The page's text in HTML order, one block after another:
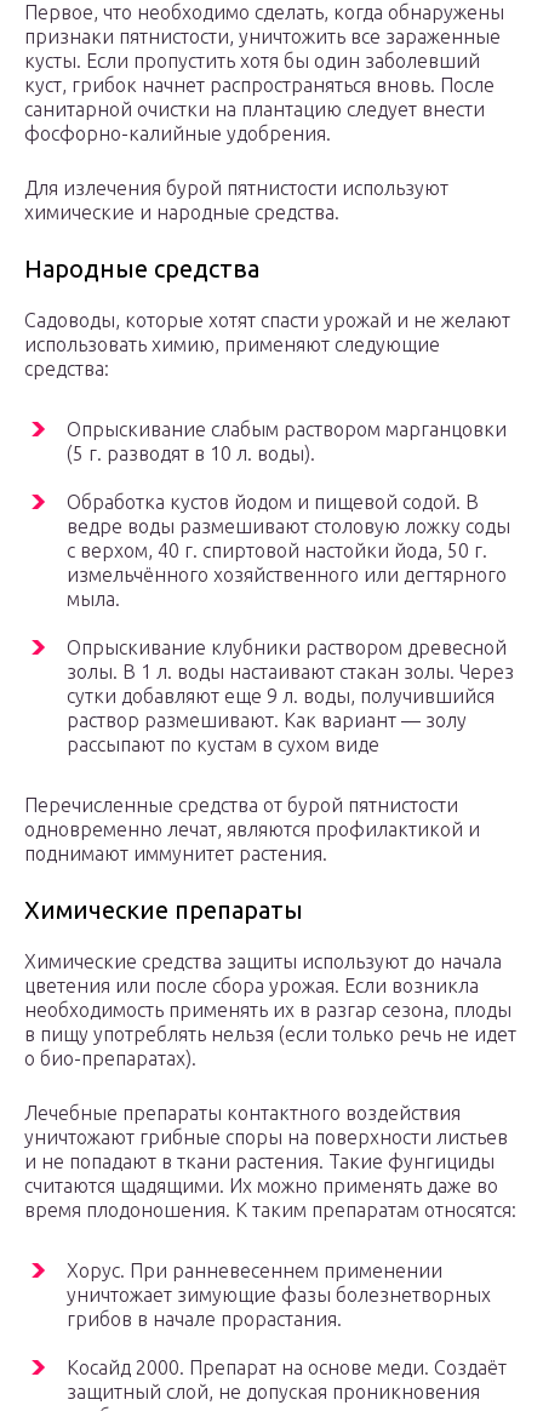
Первое, что необходимо сделать, когда обнаружены
признаки пятнистости, уничтожить все зараженные
кусты. Если пропустить хотя бы один заболевший
куст, грибок начнет распространяться вновь. После
санитарной очистки на плантацию следует внести
фосфорно-калийные удобрения.
Для излечения бурой пятнистости используют
химические и народные средства.
Народные средства
Садоводы, которые хотят спасти урожай и не желают
использовать химию, применяют следующие
средства:
Опрыскивание слабым раствором марганцовки
(5 г. разводят в 10 л. воды).
Обработка кустов йодом и пищевой содой. В
ведре воды размешивают столовую ложку соды
с верхом, 40 г. спиртовой настойки йода, 50 г.
измельчённого хозяйственного или дегтярного
мыла.
Опрыскивание клубники раствором древесной
золы. В 1 л. воды настаивают стакан золы. Через
сутки добавляют еще 9 л. воды, получившийся
раствор размешивают. Как вариант — золу
рассыпают по кустам в сухом виде
Перечисленные средства от бурой пятнистости
одновременно лечат, являются профилактикой и
поднимают иммунитет растения.
Химические препараты
Химические средства защиты используют до начала
цветения или после сбора урожая. Если возникла
необходимость применять их в разгар сезона, плоды
в пищу употреблять нельзя (если только речь не идет
о био-препаратах).
Лечебные препараты контактного воздействия
уничтожают грибные споры на поверхности листьев
и не попадают в ткани растения. Такие фунгициды
считаются щадящими. Их можно применять даже во
время плодоношения. К таким препаратам относятся:
Хорус. При ранневесеннем применении
уничтожает зимующие фазы болезнетворных
грибов в начале прорастания.
Косайд 2000. Препарат на основе меди. Создаёт
защитный слой, не допуская проникновения